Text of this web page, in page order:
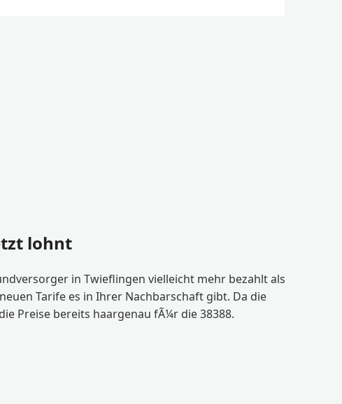
lohnt
in Twieflingen vielleicht mehr bezahlt als
Tarife es in Ihrer Nachbarschaft gibt. Da die
Preise bereits haargenau fÃ¼r die 38388.